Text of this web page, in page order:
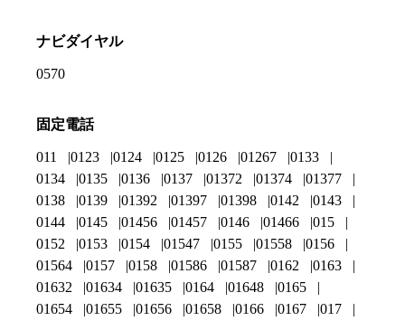
ナビダイヤル
0570
固定電話
011 0123 0124 0125 0126 01267
0133
0134
0135 0136 0137 01372 01374
01377
0138
0139 01392 01397 01398 0142
0143
0144
0145 01456 01457 0146 01466
015
0152
0153 0154 01547 0155 01558
0156
01564
0157 0158 01586 01587 0162
0163
01632
01634 01635 0164 01648
0165
01654
01655 01656 01658 0166 0167
017